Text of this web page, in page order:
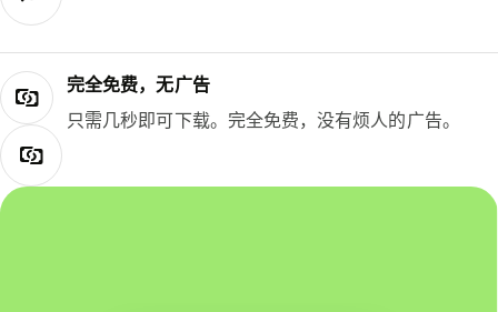
完全免费，无广告
只需几秒即可下载。完全免费，没有烦人的广告。